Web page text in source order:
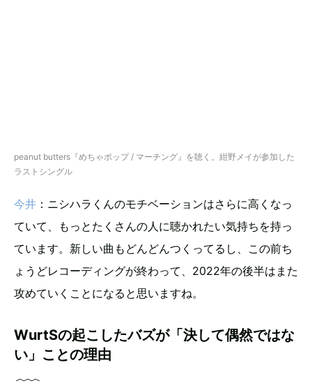
peanut butters『めちゃポップ / マーチング』を聴く。紺野メイが参加した
ラストシングル
今井 ：ニシハラくんのモチベーションはさらに高くなっ
ていて、もっとたくさんの人に聴かれたい気持ちを持っ
ています。新しい曲もどんどんつくってるし、この前ち
ょうどレコーディングが終わって、2022年の後半はまた
攻めていくことになると思いますね。
WurtSの起こしたバズが「決して偶然ではな
い」ことの理由